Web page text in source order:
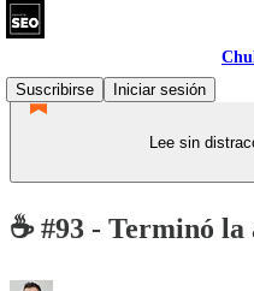
Suscribirse
Iniciar sesión
Lee sin
☕ #93 - Terminó